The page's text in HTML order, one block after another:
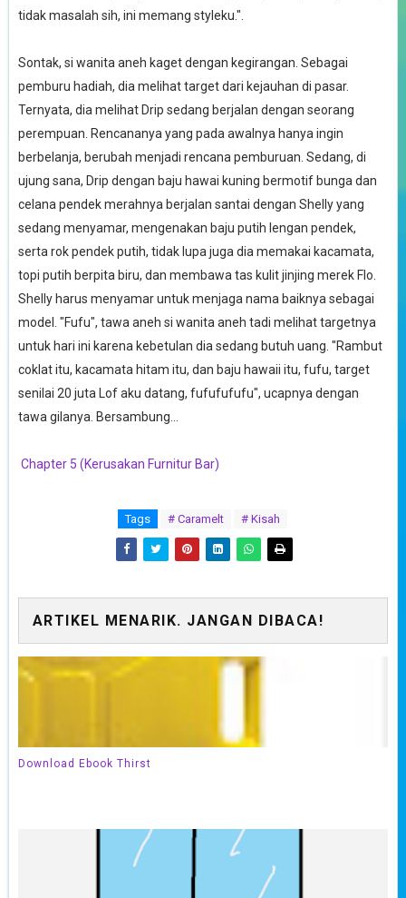
tidak masalah sih, ini memang styleku.".
Sontak, si wanita aneh kaget dengan kegirangan. Sebagai
pemburu hadiah, dia melihat target dari kejauhan di pasar.
Ternyata, dia melihat Drip sedang berjalan dengan seorang
perempuan. Rencananya yang pada awalnya hanya ingin
berbelanja, berubah menjadi rencana pemburuan. Sedang, di
ujung sana, Drip dengan baju hawai kuning bermotif bunga dan
celana pendek merahnya berjalan santai dengan Shelly yang
sedang menyamar, mengenakan baju putih lengan pendek,
serta rok pendek putih, tidak lupa juga dia memakai kacamata,
topi putih berpita biru, dan membawa tas kulit jinjing merek Flo.
Shelly harus menyamar untuk menjaga nama baiknya sebagai
model. "Fufu", tawa aneh si wanita aneh tadi melihat targetnya
untuk hari ini karena kebetulan dia sedang butuh uang. "Rambut
coklat itu, kacamata hitam itu, dan baju hawaii itu, fufu, target
senilai 20 juta Lof aku datang, fufufufufu", ucapnya dengan
tawa gilanya. Bersambung...
Chapter 5 (Kerusakan Furnitur Bar)
Tags # Caramelt # Kisah
ARTIKEL MENARIK. JANGAN DIBACA!
Download Ebook Thirst